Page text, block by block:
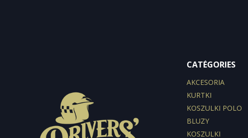
CATÉGORIES
AKCESORIA
KURTKI
KOSZULKI POLO
BLUZY
KOSZULKI